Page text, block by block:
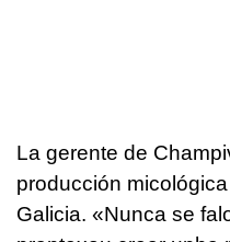
La gerente de
producción
Galicia. «Nunca se